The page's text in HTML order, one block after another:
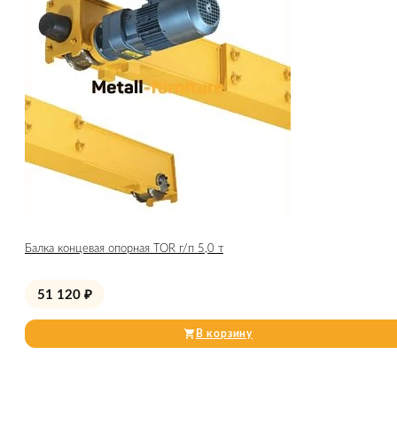
Балка концевая опорная TOR г/п 5,0 т
51 120 ₽
В корзину